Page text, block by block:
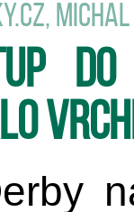
Michal